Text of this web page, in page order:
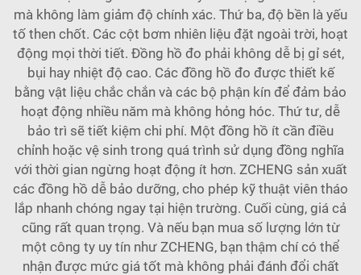
mà không làm giảm độ chính xác. Thứ ba, độ bền là yếu
tố then chốt. Các cột bơm nhiên liệu đặt ngoài trời, hoạt
động mọi thời tiết. Đồng hồ đo phải không dễ bị gỉ sét,
bụi hay nhiệt độ cao. Các đồng hồ đo được thiết kế
bằng vật liệu chắc chắn và các bộ phận kín để đảm bảo
hoạt động nhiều năm mà không hỏng hóc. Thứ tư, dễ
bảo trì sẽ tiết kiệm chi phí. Một đồng hồ ít cần điều
chỉnh hoặc vệ sinh trong quá trình sử dụng đồng nghĩa
với thời gian ngừng hoạt động ít hơn. ZCHENG sản xuất
các đồng hồ dễ bảo dưỡng, cho phép kỹ thuật viên tháo
lắp nhanh chóng ngay tại hiện trường. Cuối cùng, giá cả
cũng rất quan trọng. Và nếu bạn mua số lượng lớn từ
một công ty uy tín như ZCHENG, bạn thậm chí có thể
nhận được mức giá tốt mà không phải đánh đổi chất